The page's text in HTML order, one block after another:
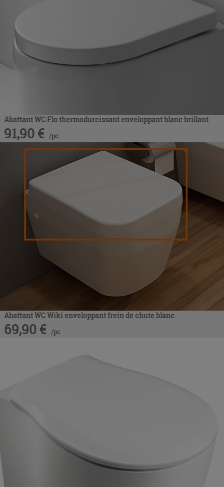
Abattant WC Flo thermodurcissant enveloppant blanc brillant
91,90 € /pc
Abattant WC Wiki enveloppant frein de chute blanc
69,90 € /pc